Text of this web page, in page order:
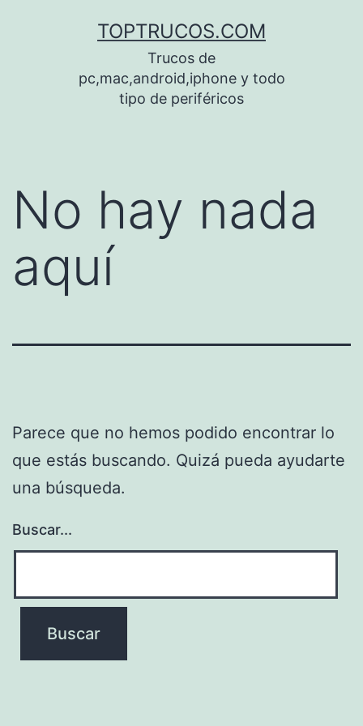
TOPTRUCOS.COM
Trucos de
pc,mac,android,iphone y todo
tipo de periféricos
No hay nada
aquí
Parece que no hemos podido encontrar lo
que estás buscando. Quizá pueda ayudarte
una búsqueda.
Buscar...